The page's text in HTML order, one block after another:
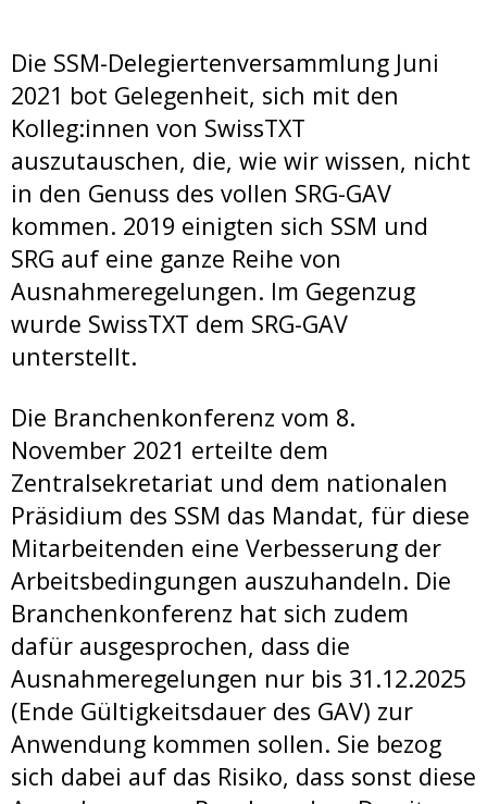
Die SSM-Delegiertenversammlung Juni
2021 bot Gelegenheit, sich mit den
Kolleg:innen von SwissTXT
auszutauschen, die, wie wir wissen, nicht
in den Genuss des vollen SRG-GAV
kommen. 2019 einigten sich SSM und
SRG auf eine ganze Reihe von
Ausnahmeregelungen. Im Gegenzug
wurde SwissTXT dem SRG-GAV
unterstellt.
Die Branchenkonferenz vom 8.
November 2021 erteilte dem
Zentralsekretariat und dem nationalen
Präsidium des SSM das Mandat, für diese
Mitarbeitenden eine Verbesserung der
Arbeitsbedingungen auszuhandeln. Die
Branchenkonferenz hat sich zudem
dafür ausgesprochen, dass die
Ausnahmeregelungen nur bis 31.12.2025
(Ende Gültigkeitsdauer des GAV) zur
Anwendung kommen sollen. Sie bezog
sich dabei auf das Risiko, dass sonst diese